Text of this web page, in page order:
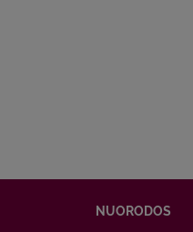
NUORODOS